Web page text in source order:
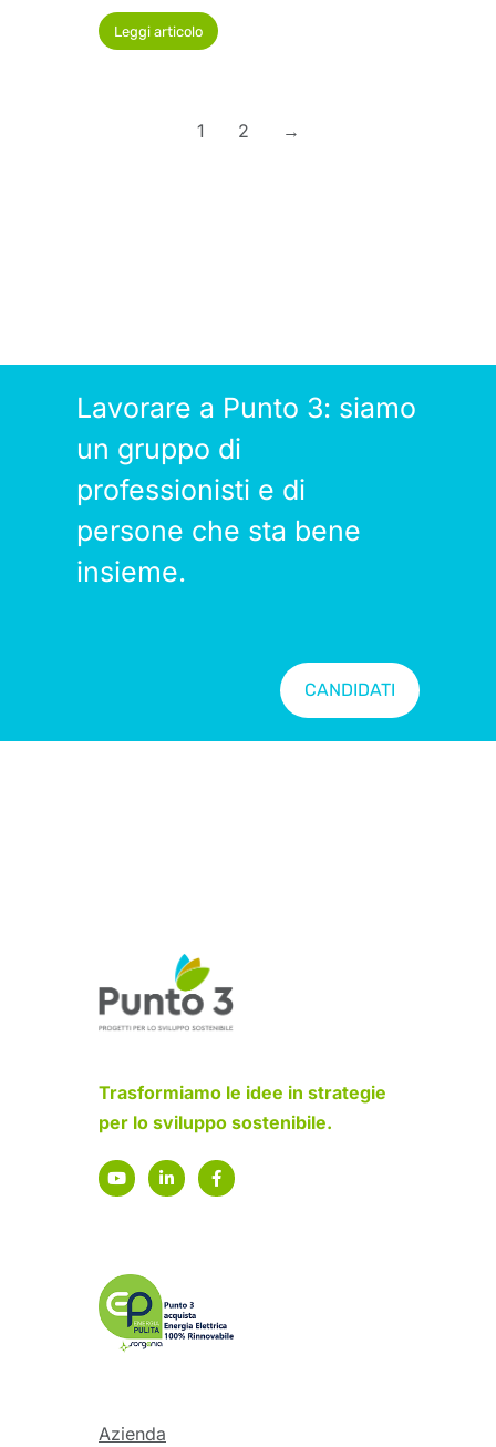
Leggi articolo
1 2 →
Lavorare a Punto 3: siamo
un gruppo di
professionisti e di
persone che sta bene
insieme.
CANDIDATI
Trasformiamo le idee in strategie
per lo sviluppo sostenibile.
Azienda